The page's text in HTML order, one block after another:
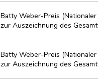
Batty Weber-Preis
zur Auszeichnung des
Batty Weber-Preis
zur Auszeichnung des